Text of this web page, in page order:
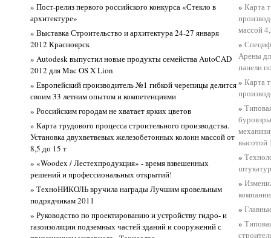
» Пост-релиз первого российского конкурса «Стекло в
архитектуре»
» Выставка Строительство и архитектура 24-27 января
2012 Красноярск
» Autodesk выпустил новые продукты семейства AutoCAD
2012 для Mac OS X Lion
» Европейский производитель №1 гибкой черепицы делится
своим 33 летним опытом и компетенциями
» Российским городам не хватает ярких цветов
» Карта трудового процесса строительного производства.
Установка двухветвевых железобетонных колонн массой от
8,5 до 15 т
» «Woodex / Лестехпродукция» - время взвешенных
решений и профессиональных открытий!
» ТехноНИКОЛЬ вручила награды Лучшим кровельным
подрядчикам 2011
» Руководство по проектированию и устройству гидро- и
газоизоляции подземных частей зданий и сооружений с
» Карта
массой
»
Арены
панели
» Карта
»
высотой
»
»
»
»